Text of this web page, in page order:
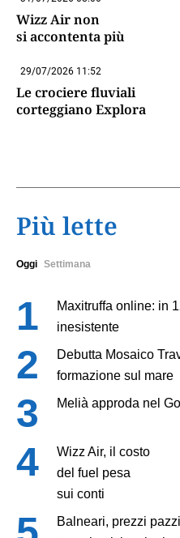
Wizz Air non
si accontenta più
29/07/2026 11:52
Le crociere fluviali
corteggiano Explora
Più lette
Oggi Settimana
Maxitruffa online: in
inesistente
Debutta Mosaico
formazione sul mare
Melià approda nel
Wizz Air, il costo
del fuel pesa
sui conti
Balneari, prezzi